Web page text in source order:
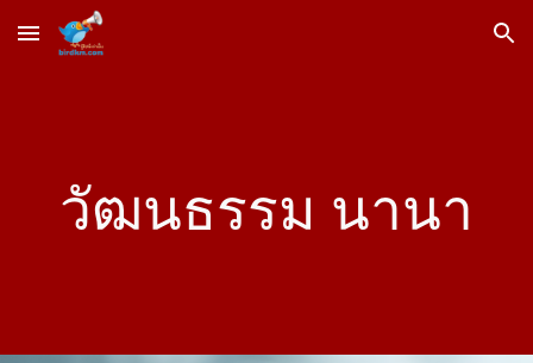
Skip to main content Skip to navigation
วัฒนธรรม นานา